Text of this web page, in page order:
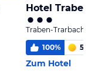
Hotel
Traben-Trarbach,
100% 5,6
Zum Hotel